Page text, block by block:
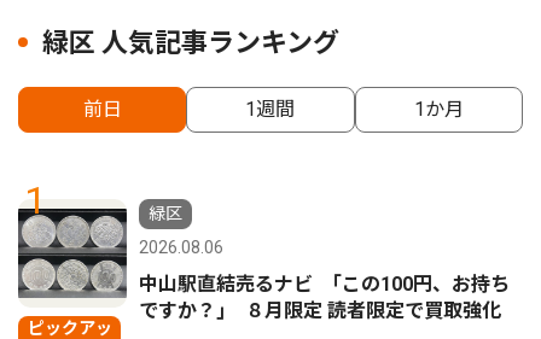
緑区 人気記事ランキング
前日 1週間 1か月
1
ピックアッ
緑区
2026.08.06
中山駅直結売るナビ ｢この100円、お持ち
ですか？｣ ８月限定 読者限定で買取強化